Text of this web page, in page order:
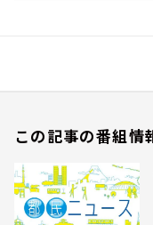
この記事の番組情